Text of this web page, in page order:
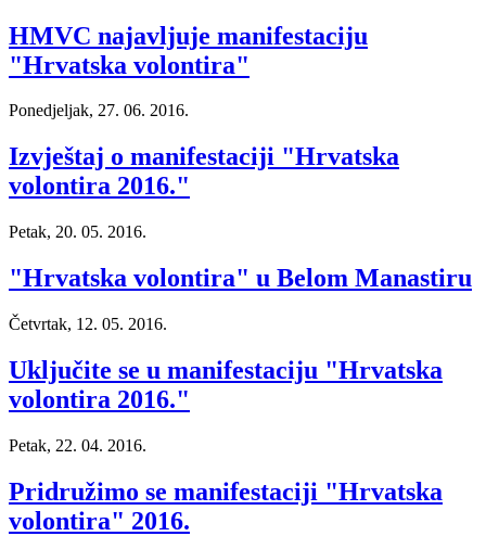
HMVC najavljuje manifestaciju
"Hrvatska volontira"
Ponedjeljak, 27. 06. 2016.
Izvještaj o manifestaciji "Hrvatska
volontira 2016."
Petak, 20. 05. 2016.
"Hrvatska volontira" u Belom Manastiru
Četvrtak, 12. 05. 2016.
Uključite se u manifestaciju "Hrvatska
volontira 2016."
Petak, 22. 04. 2016.
Pridružimo se manifestaciji "Hrvatska
volontira" 2016.